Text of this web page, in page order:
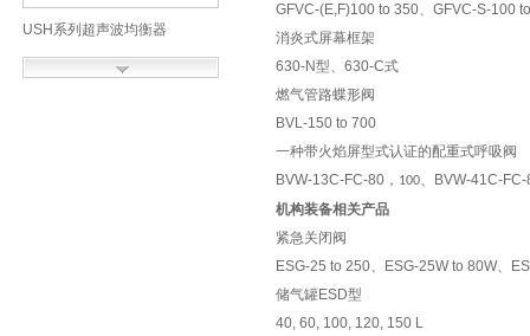
USH系列超声波均衡器
ULTRASONICS超声波工业株
GFVC-(E,F)100 to 350、GFVC-S-100
消炎式屏幕框架
630-N型、630-C式
燃气管路蝶形阀
BVL-150 to 700
一种带火焰屏型式认证的配重式呼吸阀
BVW-13C-FC-80 ， 100、
BVW-41C-
机构装备相关产品
紧急关闭阀
ESG-25 to 250、ESG-25W to 80W、
储气罐ESD型
40, 60, 100, 120, 150 L